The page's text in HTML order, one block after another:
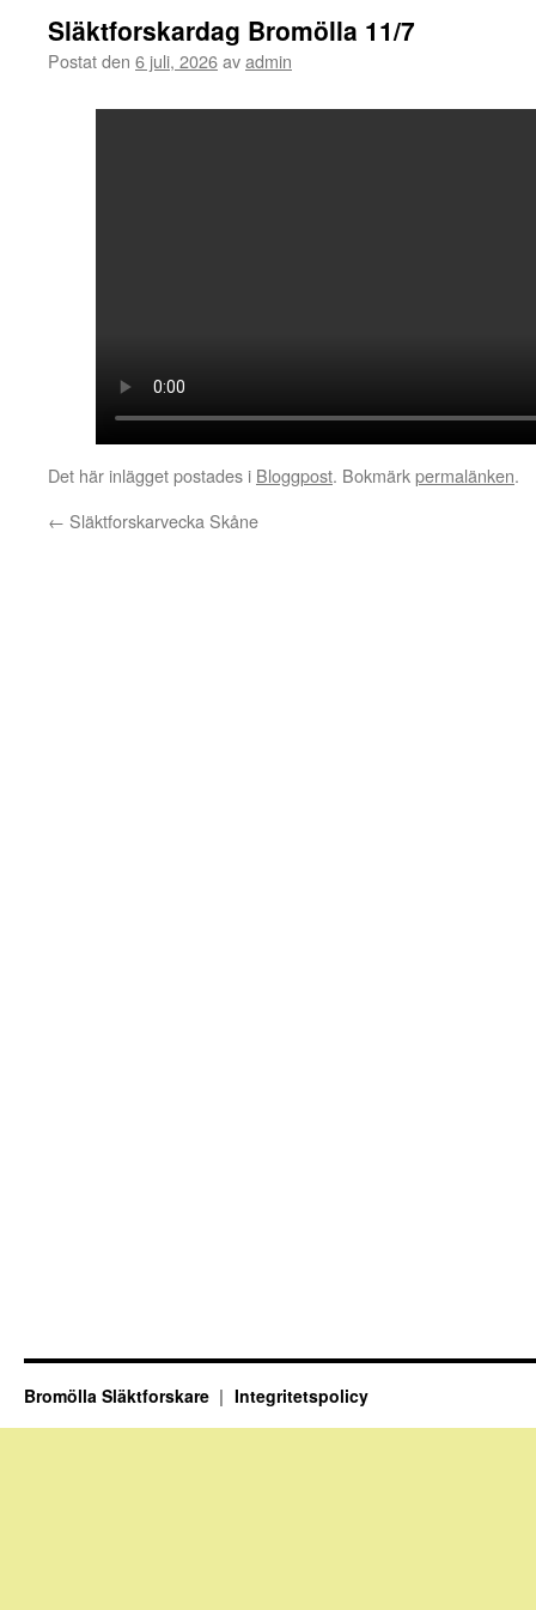
Släktforskardag Bromölla 11/7
Postat den 6 juli, 2026avadmin
Det här inlägget postades i Bloggpost. Bokmärkpermalänken.
← Släktforskarvecka Skåne
Bromölla Släktforskare Integritetspolicy